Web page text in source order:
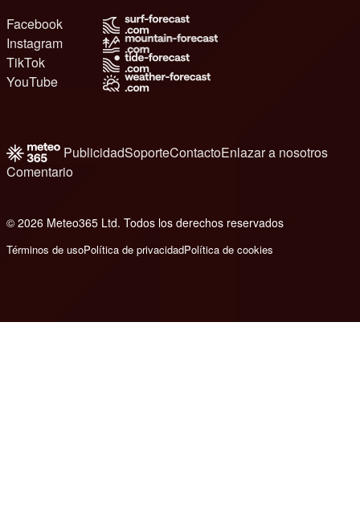
Facebook
Instagram
TikTok
YouTube
PublicidadSoporteContactoEnlazar a nosotros
Comentario
© 2026 Meteo365 Ltd. Todos los derechos reservados
Términos de usoPolítica de privacidadPolítica de cookies